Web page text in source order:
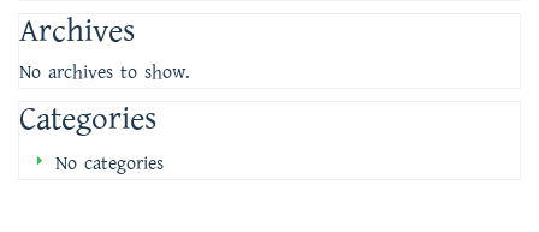
Archives
No archives to show.
Categories
No categories